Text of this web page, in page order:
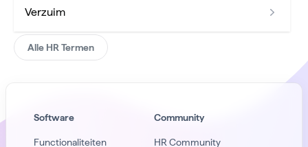
Verzuim
Alle HR Termen
Software
Functionaliteiten
Community
HR Community